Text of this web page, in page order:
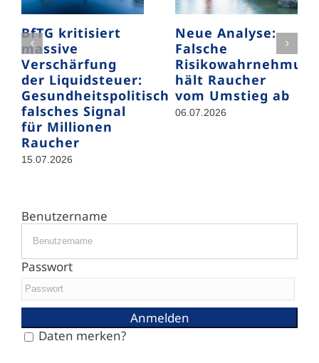
BfTG kritisiert
massive
Verschärfung
der Liquidsteuer:
Gesundheitspolitisch
falsches Signal
für Millionen
Raucher
15.07.2026
Neue Analyse:
Falsche
hält Raucher
vom Umstieg ab
06.07.2026
Benutzername
Passwort
Daten merken?